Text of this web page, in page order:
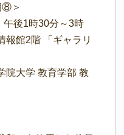
⑧＞
午後1時30分～3時
報館2階 「ギャラリ
大学 教育学部 教